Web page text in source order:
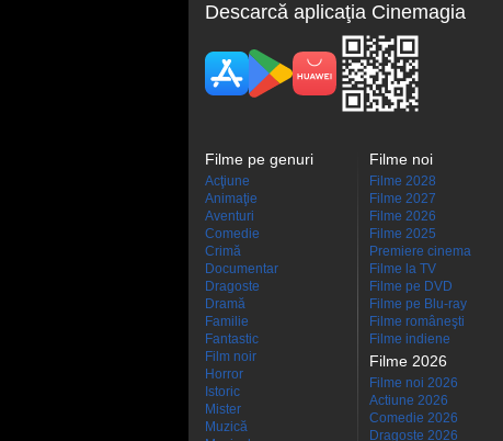
Descarcă aplicaţia Cinemagia
Filme pe genuri
Acţiune
Animaţie
Aventuri
Comedie
Crimă
Documentar
Dragoste
Dramă
Familie
Fantastic
Film noir
Horror
Istoric
Mister
Muzică
Filme noi
Filme 2028
Filme 2027
Filme 2026
Filme 2025
Premiere cinema
Filme la TV
Filme pe DVD
Filme pe Blu-ray
Filme româneşti
Filme indiene
Filme 2026
Filme noi 2026
Actiune 2026
Comedie 2026
Dragoste 2026